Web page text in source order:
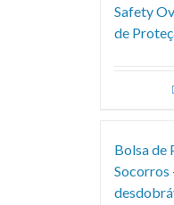
Safety
de
Bolsa de
Socorros